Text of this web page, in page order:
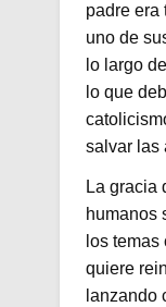
padre era
uno de
lo largo
lo que
salvar las
La gracia
humanos
los
quiere
lanzando